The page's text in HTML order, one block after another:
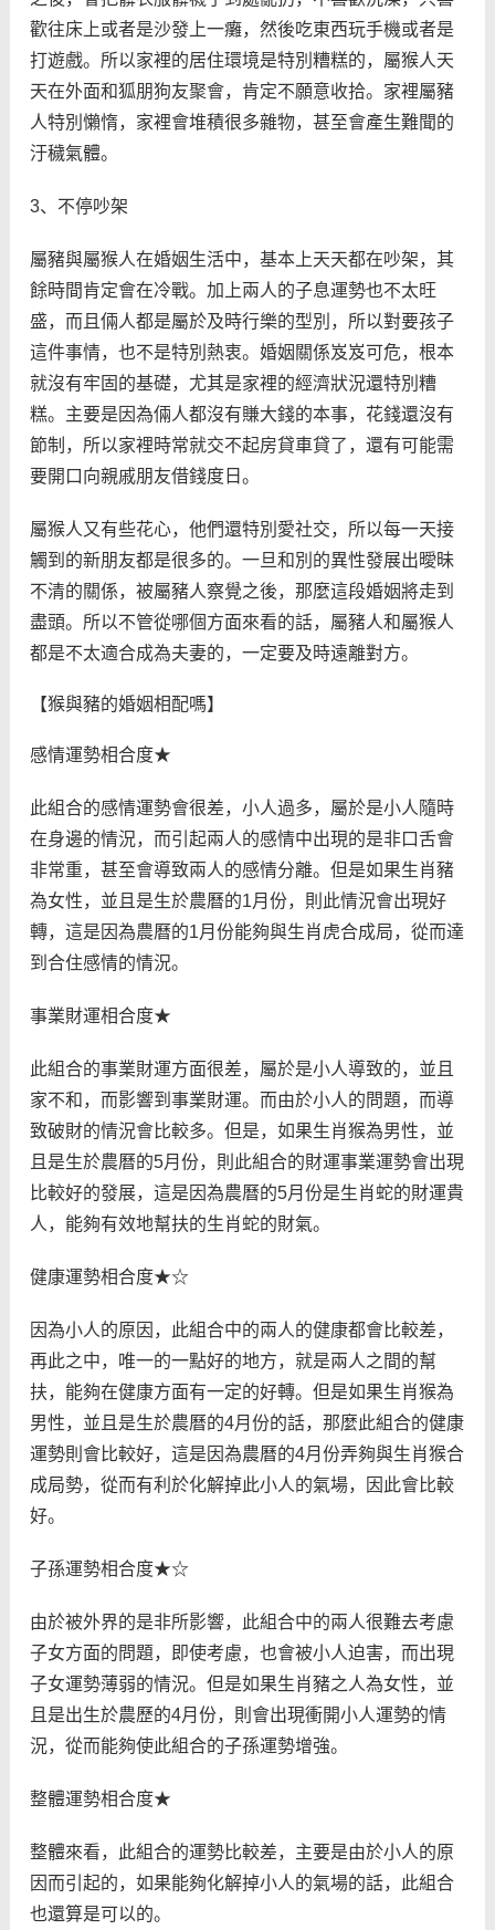
歡往床上或者是沙發上一癱，然後吃東西玩手機或者是
打遊戲。所以家裡的居住環境是特別糟糕的，屬猴人天
天在外面和狐朋狗友聚會，肯定不願意收拾。家裡屬豬
人特別懶惰，家裡會堆積很多雜物，甚至會產生難聞的
汙穢氣體。
3、不停吵架
屬豬與屬猴人在婚姻生活中，基本上天天都在吵架，其
餘時間肯定會在冷戰。加上兩人的子息運勢也不太旺
盛，而且倆人都是屬於及時行樂的型別，所以對要孩子
這件事情，也不是特別熱衷。婚姻關係岌岌可危，根本
就沒有牢固的基礎，尤其是家裡的經濟狀況還特別糟
糕。主要是因為倆人都沒有賺大錢的本事，花錢還沒有
節制，所以家裡時常就交不起房貸車貸了，還有可能需
要開口向親戚朋友借錢度日。
屬猴人又有些花心，他們還特別愛社交，所以每一天接
觸到的新朋友都是很多的。一旦和別的異性發展出曖昧
不清的關係，被屬豬人察覺之後，那麼這段婚姻將走到
盡頭。所以不管從哪個方面來看的話，屬豬人和屬猴人
都是不太適合成為夫妻的，一定要及時遠離對方。
【猴與豬的婚姻相配嗎】
感情運勢相合度★
此組合的感情運勢會很差，小人過多，屬於是小人隨時
在身邊的情況，而引起兩人的感情中出現的是非口舌會
非常重，甚至會導致兩人的感情分離。但是如果生肖豬
為女性，並且是生於農曆的1月份，則此情況會出現好
轉，這是因為農曆的1月份能夠與生肖虎合成局，從而達
到合住感情的情況。
事業財運相合度★
此組合的事業財運方面很差，屬於是小人導致的，並且
家不和，而影響到事業財運。而由於小人的問題，而導
致破財的情況會比較多。但是，如果生肖猴為男性，並
且是生於農曆的5月份，則此組合的財運事業運勢會出現
比較好的發展，這是因為農曆的5月份是生肖蛇的財運貴
人，能夠有效地幫扶的生肖蛇的財氣。
健康運勢相合度★☆
因為小人的原因，此組合中的兩人的健康都會比較差，
再此之中，唯一的一點好的地方，就是兩人之間的幫
扶，能夠在健康方面有一定的好轉。但是如果生肖猴為
男性，並且是生於農曆的4月份的話，那麼此組合的健康
運勢則會比較好，這是因為農曆的4月份弄夠與生肖猴合
成局勢，從而有利於化解掉此小人的氣場，因此會比較
好。
子孫運勢相合度★☆
由於被外界的是非所影響，此組合中的兩人很難去考慮
子女方面的問題，即使考慮，也會被小人迫害，而出現
子女運勢薄弱的情況。但是如果生肖豬之人為女性，並
且是出生於農歷的4月份，則會出現衝開小人運勢的情
況，從而能夠使此組合的子孫運勢增強。
整體運勢相合度★
整體來看，此組合的運勢比較差，主要是由於小人的原
因而引起的，如果能夠化解掉小人的氣場的話，此組合
也還算是可以的。